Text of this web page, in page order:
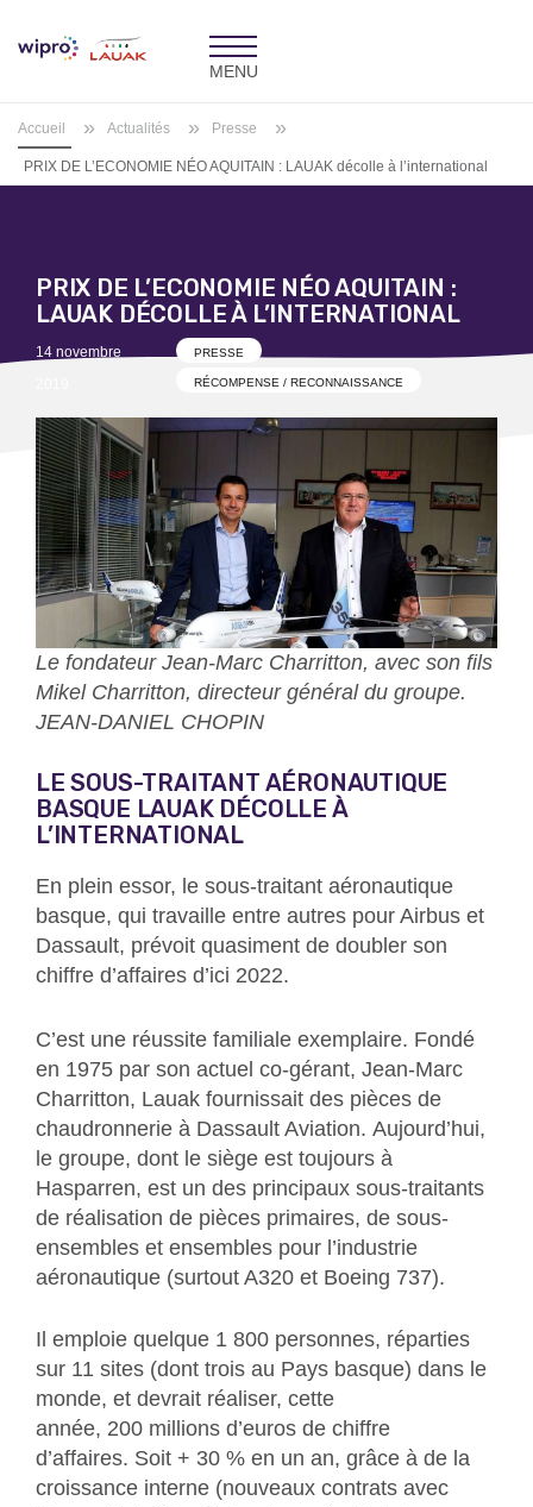
Toggle
navigation
Accueil » Actualités » Presse »
PRIX DE L’ECONOMIE NÉO AQUITAIN : LAUAK décolle à l’international
PRIX DE L’ECONOMIE NÉO AQUITAIN :
LAUAK DÉCOLLE À L’INTERNATIONAL
Posted
14 novembre
PRESSE
RÉCOMPENSE / RECONNAISSANCE
Le fondateur Jean-Marc Charritton, avec son fils
Mikel Charritton, directeur général du groupe.
JEAN-DANIEL CHOPIN
LE SOUS-TRAITANT AÉRONAUTIQUE
BASQUE LAUAK DÉCOLLE À
L’INTERNATIONAL
En plein essor, le sous-traitant aéronautique
basque, qui travaille entre autres pour Airbus et
Dassault, prévoit quasiment de doubler son
chiffre d’affaires d’ici 2022.
C’est une réussite familiale exemplaire. Fondé
en 1975 par son actuel co-gérant, Jean-Marc
Charritton, Lauak fournissait des pièces de
chaudronnerie à Dassault Aviation. Aujourd’hui,
le groupe, dont le siège est toujours à
Hasparren, est un des principaux sous-traitants
de réalisation de pièces primaires, de sous-
ensembles et ensembles pour l’industrie
aéronautique (surtout A320 et Boeing 737).
Il emploie quelque 1 800 personnes, réparties
sur 11 sites (dont trois au Pays basque) dans le
monde, et devrait réaliser, cette
année, 200 millions d’euros de chiffre
d’affaires. Soit + 30 % en un an, grâce à de la
croissance interne (nouveaux contrats avec